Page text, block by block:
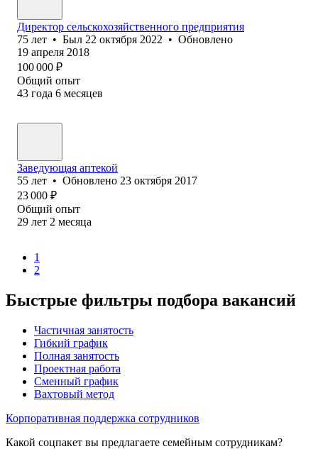
Директор сельскохозяй⁢ственного предприятия
75 лет • Был 22 октября 2022 • Обновлено
19 апреля 2018
100 000 ₽
Общий опыт
43 года 6 месяцев
Заведующая аптекой
55 лет • Обновлено 23 октября 2017
23 000 ₽
Общий опыт
29 лет 2 месяца
1
2
Быстрые фильтры подбора вакансий
Частичная занятость
Гибкий график
Полная занятость
Проектная работа
Сменный график
Вахтовый метод
Корпоративная поддержка сотрудников
Какой соцпакет вы предлагаете семейным сотрудникам?